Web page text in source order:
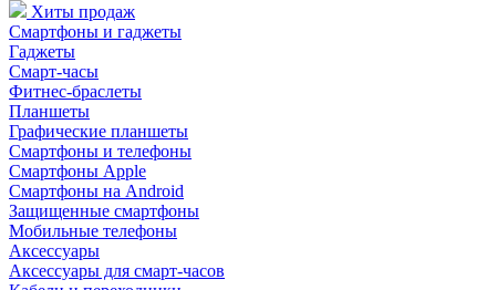
Хиты продаж
Смартфоны и гаджеты
Гаджеты
Смарт-часы
Фитнес-браслеты
Планшеты
Графические планшеты
Смартфоны и телефоны
Смартфоны Apple
Смартфоны на Android
Защищенные смартфоны
Мобильные телефоны
Аксессуары
Аксессуары для смарт-часов